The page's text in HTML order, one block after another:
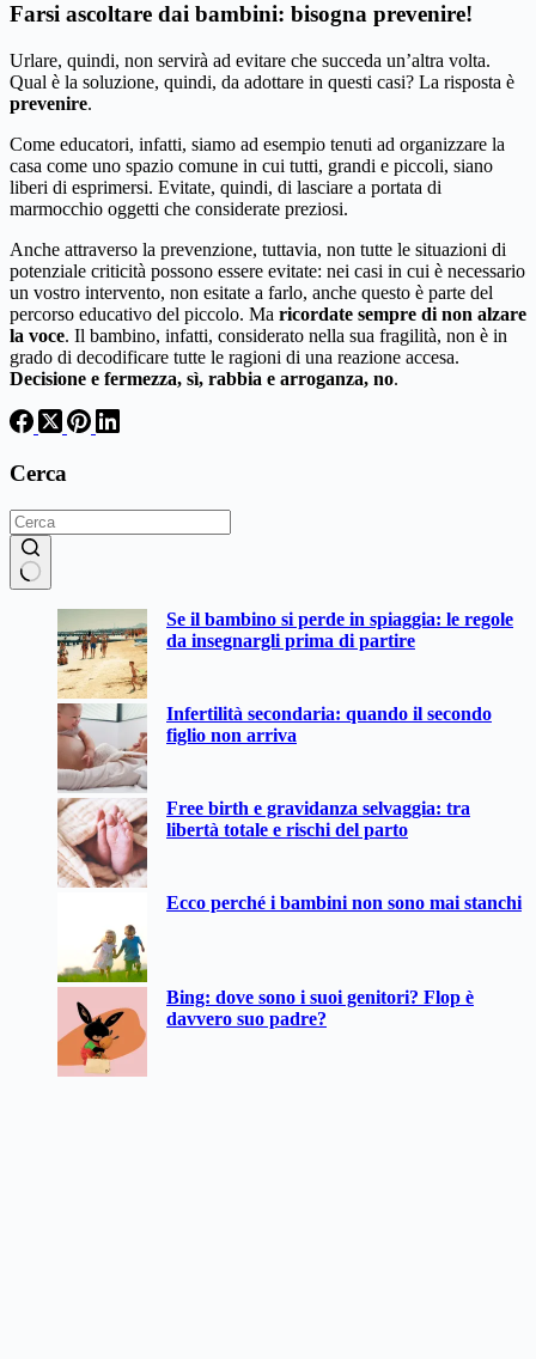
Farsi ascoltare dai bambini: bisogna prevenire!
Urlare, quindi, non servirà ad evitare che succeda un’altra volta.
Qual è la soluzione, quindi, da adottare in questi casi? La risposta è
prevenire.
Come educatori, infatti, siamo ad esempio tenuti ad organizzare la
casa come uno spazio comune in cui tutti, grandi e piccoli, siano
liberi di esprimersi. Evitate, quindi, di lasciare a portata di
marmocchio oggetti che considerate preziosi.
Anche attraverso la prevenzione, tuttavia, non tutte le situazioni di
potenziale criticità possono essere evitate: nei casi in cui è necessario
un vostro intervento, non esitate a farlo, anche questo è parte del
percorso educativo del piccolo. Ma ricordate sempre di non alzare
la voce. Il bambino, infatti, considerato nella sua fragilità, non è in
grado di decodificare tutte le ragioni di una reazione accesa.
Decisione e fermezza, sì, rabbia e arroganza, no.
Cerca
Se il bambino si perde in spiaggia: le regole
da insegnargli prima di partire
Infertilità secondaria: quando il secondo
figlio non arriva
Free birth e gravidanza selvaggia: tra
libertà totale e rischi del parto
Ecco perché i bambini non sono mai stanchi
Bing: dove sono i suoi genitori? Flop è
davvero suo padre?